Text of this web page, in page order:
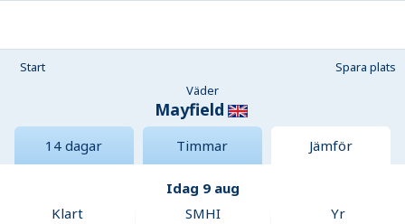
Start
Spara plats
Väder
Mayfield
14 dagar Timmar Jämför
Idag 9 aug
Klart
SMHI Yr